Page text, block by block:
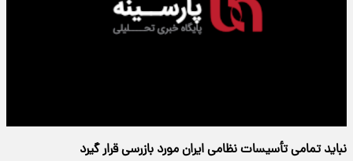
نباید تمامی تأسیسات نظامی ایران مورد بازرسی قرار گیرد